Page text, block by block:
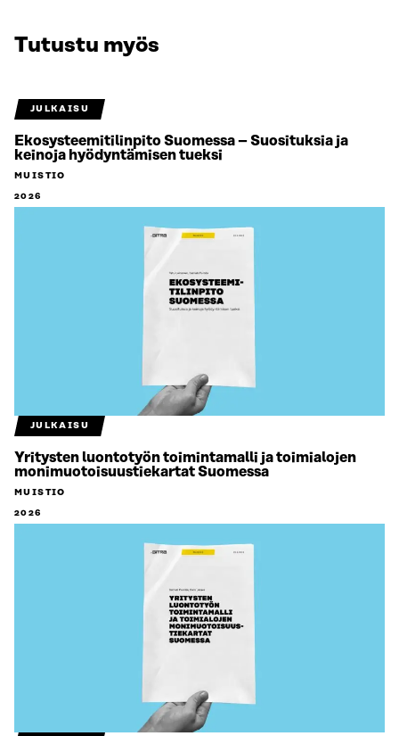
Tutustu myös
JULKAISU
Ekosysteemitilinpito Suomessa – Suosituksia ja
keinoja hyödyntämisen tueksi
MUISTIO
2026
JULKAISU
Yritysten luontotyön toimintamalli ja toimialojen
monimuotoisuustiekartat Suomessa
MUISTIO
2026